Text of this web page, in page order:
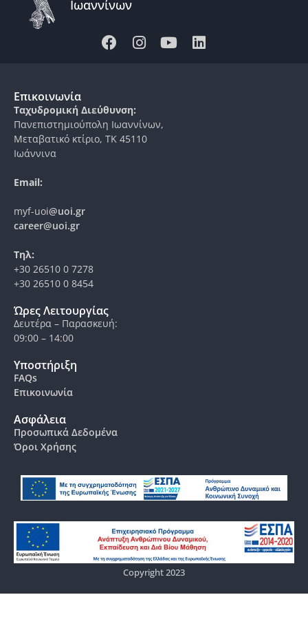
Ιωαννίνων
Επικοινωνία
Ταχυδρομική Διεύθυνση:
Πανεπιστημιούπολη Ιωαννίνων,
Μεταβατικό κτίριο, ΤΚ 45110
Ιωάννινα
Email:
myf-uoi@uoi.gr
career@uoi.gr
Τηλ:
+30 26510 0 7278
+30 26510 0 8454
Ώρες Λειτουργίας
Δευτέρα – Παρασκευή:
09:00 – 14:00
Υποστήριξη
FAQs
Επικοινωνία
Ασφάλεια
Προσωπικά Δεδομένα
Όροι Χρήσης
Copyright 2023